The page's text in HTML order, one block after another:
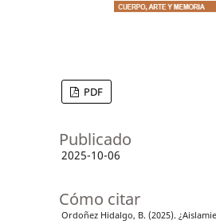
PDF
Publicado
2025-10-06
Cómo citar
Ordoñez Hidalgo, B. (2025).